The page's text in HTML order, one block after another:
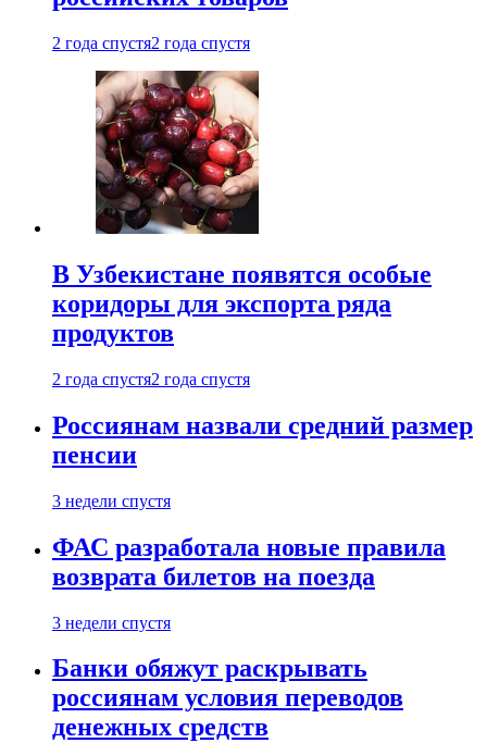
2 года спустя2 года спустя
В Узбекистане появятся особые
коридоры для экспорта ряда
продуктов
2 года спустя2 года спустя
Россиянам назвали средний размер
пенсии
3 недели спустя
ФАС разработала новые правила
возврата билетов на поезда
3 недели спустя
Банки обяжут раскрывать
россиянам условия переводов
денежных средств